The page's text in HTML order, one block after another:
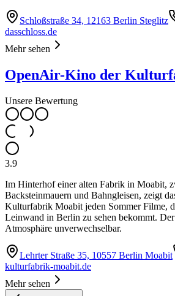
Schloßstraße 34, 12163 Berlin Steglitz
dasschloss.de
Mehr sehen
OpenAir-Kino der
Unsere Bewertung
3.9
Im Hinterhof einer alten Fabrik in Moabit,
Backsteinmauern und Bahngleisen, zeigt
Kulturfabrik Moabit jeden Sommer Filme,
Leinwand in Berlin zu sehen bekommt.
Atmosphäre unverwechselbar.
Lehrter Straße 35, 10557 Berlin Moabit
kulturfabrik-moabit.de
Mehr sehen